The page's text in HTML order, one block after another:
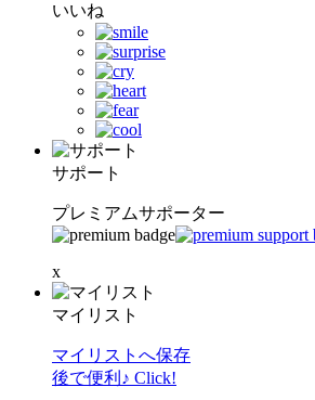
いいね
サポート
プレミアムサポーター
x
マイリスト
マイリストへ保存
後で便利♪ Click!